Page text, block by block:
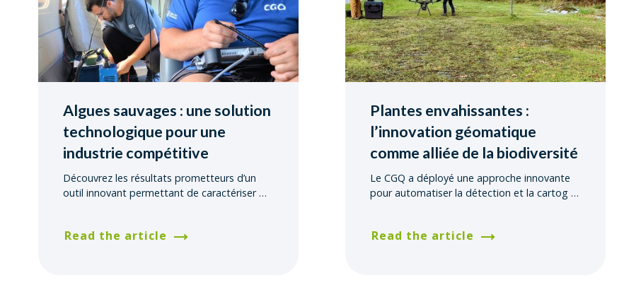
Algues sauvages : une solution
technologique pour une
industrie compétitive
Découvrez les résultats prometteurs d’un
outil innovant permettant de caractériser…
Read the article
Plantes envahissantes :
l’innovation géomatique
comme alliée de la biodiversité
Le CGQ a déployé une approche innovante
pour automatiser la détection et la cartog …
Read the article